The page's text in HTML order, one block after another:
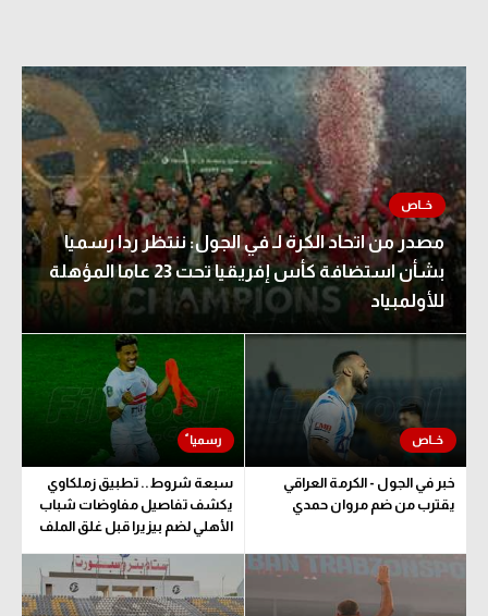
مصدر من اتحاد الكرة لـ في الجول: ننتظر ردا رسميا
بشأن استضافة كأس إفريقيا تحت 23 عاما المؤهلة
للأولمبياد
خبر في الجول - الكرمة العراقي
يقترب من ضم مروان حمدي
سبعة شروط.. تطبيق زملكاوي
يكشف تفاصيل مفاوضات شباب
الأهلي لضم بيزيرا قبل غلق الملف